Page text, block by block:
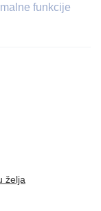
funkcije
želja